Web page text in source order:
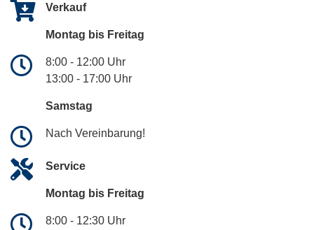
Verkauf
Montag bis Freitag
8:00 - 12:00 Uhr
13:00 - 17:00 Uhr
Samstag
Nach Vereinbarung!
Service
Montag bis Freitag
8:00 - 12:30 Uhr